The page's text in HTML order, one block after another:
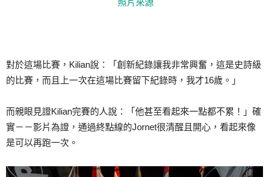
對於這場比賽，Kilian說：「創新紀錄讓我非常興奮，這是史詩級
的比賽，而且上一次在這場比賽留下紀錄時，我才16歲。」
而親眼見證Kilian完賽的人說：「他甚至看起來一點都不累！」確
實－－影片為證，通過終點線的Jornet很清醒且開心，看起來像
是可以再跑一次。